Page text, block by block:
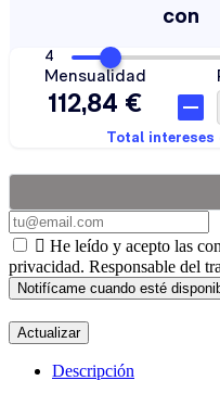
¿Quieres financiar tu
Recibe una alerta
 He leído y acepto las
privacidad. Responsable del
Notifícame cuando esté
Descripción